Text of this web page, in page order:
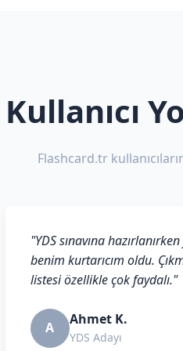
Kullanıcı
Flashcard.tr
"YDS sınavına
benim kurtarıcım oldu.
listesi özellikle çok faydalı."
A Ahmet K.
YDS Adayı